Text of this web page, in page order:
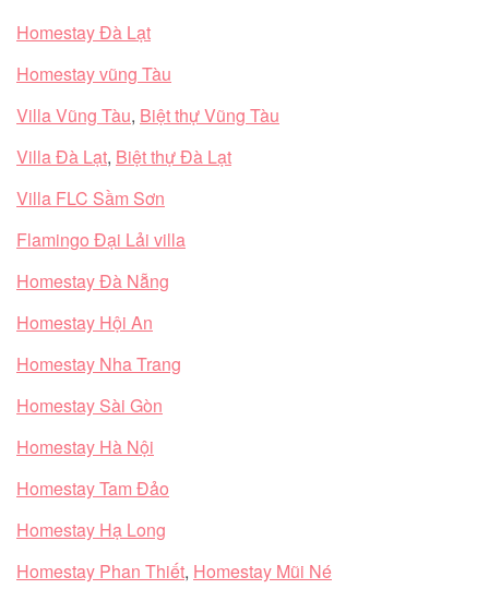
Homestay Đà Lạt
Homestay vũng Tàu
Villa Vũng Tàu, Biệt thự Vũng Tàu
Villa Đà Lạt, Biệt thự Đà Lạt
Villa FLC Sầm Sơn
Flamingo Đại Lải villa
Homestay Đà Nẵng
Homestay Hội An
Homestay Nha Trang
Homestay Sài Gòn
Homestay Hà Nội
Homestay Tam Đảo
Homestay Hạ Long
Homestay Phan Thiết, Homestay Mũi Né